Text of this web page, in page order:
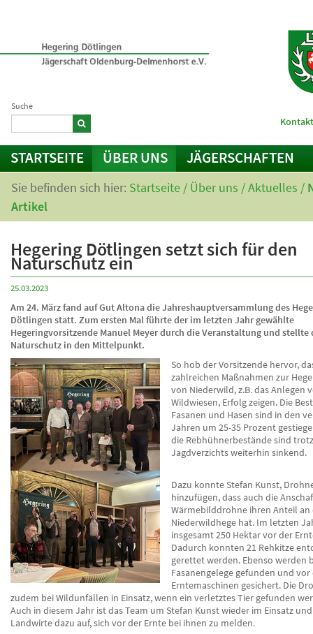
Suche
STARTSEITE ÜBER UNS JÄGERSCHAFTEN
Sie befinden sich hier: Startseite / Über uns /Aktuelles /
Artikel
Hegering Dötlingen setzt sich für den
Naturschutz ein
25.03.2023
Am 24. März fand auf Gut Altona die Jahreshauptversammlung des
Dötlingen statt. Zum ersten Mal führte der im letzten Jahr gewählte
Hegeringvorsitzende Manuel Meyer durch die Veranstaltung und stellte
Naturschutz in den Mittelpunkt.
So hob der Vorsitzende hervor,
zahlreichen Maßnahmen zur
von Niederwild, z.B. das Anlegen
Wildwiesen, Erfolg zeigen. Die
Fasanen und Hasen sind in den
Jahren um 25-35 Prozent
die Rebhühnerbestände sind
Jagdverzichts weiterhin sinkend.
Dazu konnte Stefan Kunst,
hinzufügen, dass auch die
Wärmebilddrohne ihren Anteil an
Niederwildhege hat. Im letzten
insgesamt 250 Hektar vor der
Dadurch konnten 21 Rehkitze
gerettet werden. Ebenso werden
Fasanengelege gefunden und vor
Erntemaschinen gesichert. Die
zudem bei Wildunfällen in Einsatz, wenn ein verletztes Tier gefunden
Auch in diesem Jahr ist das Team um Stefan Kunst wieder im Einsatz
Landwirte dazu auf, sich vor der Ernte bei ihnen zu melden.